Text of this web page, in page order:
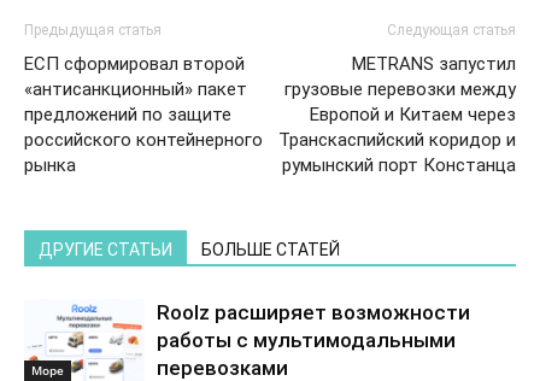
Предыдущая статья
ЕСП сформировал второй
«антисанкционный» пакет
предложений по защите
российского контейнерного
рынка
Следующая статья
METRANS запустил
грузовые перевозки между
Европой и Китаем через
Транскаспийский коридор и
румынский порт Констанца
ДРУГИЕ СТАТЬИ БОЛЬШЕ СТАТЕЙ
Море
Roolz расширяет возможности
работы с мультимодальными
перевозками